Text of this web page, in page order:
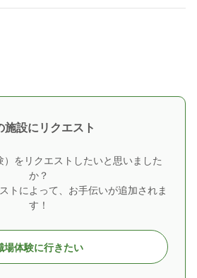
施設にリクエスト
）をリクエストしたいと思いました
か？
トによって、お手伝いが追加されま
す！
場体験に行きたい